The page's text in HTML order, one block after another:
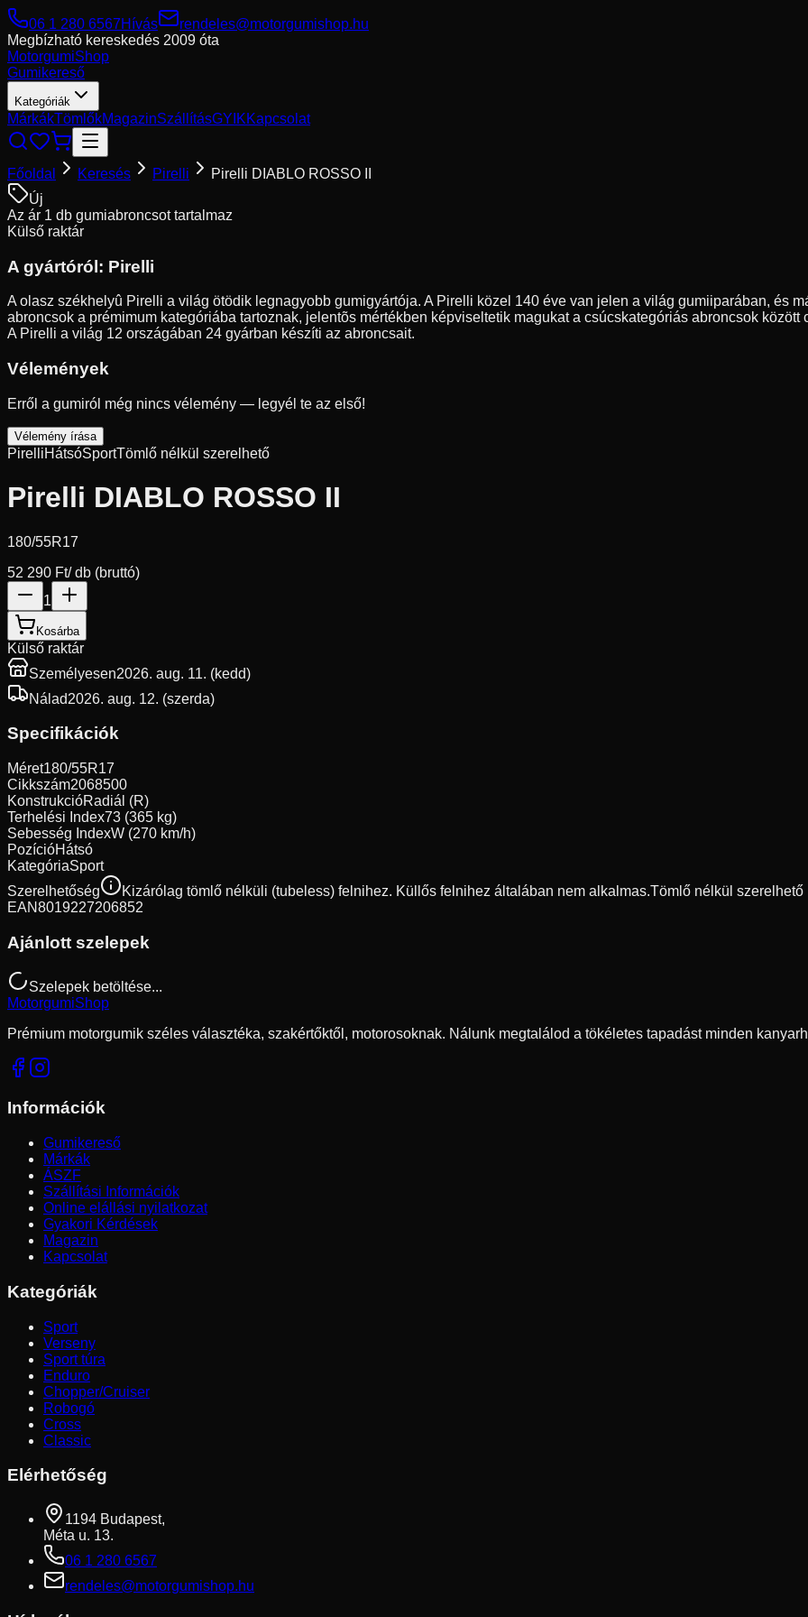
06 1 280 6567Hívás
rendeles@motorgumishop.hu
Megbízható kereskedés 2009 óta
MotorgumiShop
Gumikereső
Kategóriák
MárkákTömlőkMagazinSzállításGYIKKapcsolat
Főoldal Keresés Pirelli
Pirelli DIABLO ROSSO II
Új
Az ár 1 db gumiabroncsot tartalmaz
Külső raktár
A gyártóról: Pirelli
A olasz székhelyû Pirelli a világ ötödik legnagyobb gumigyártója. A Pirelli közel 140 éve van jelen a világ gumiiparában, és
abroncsok a prémimum kategóriába tartoznak, jelentõs mértékben képviseltetik magukat a csúcskategóriás abroncsok között
A Pirelli a világ 12 országában 24 gyárban készíti az abroncsait.
Vélemények
Erről a gumiról még nincs vélemény — legyél te az első!
Vélemény írása
PirelliHátsóSportTömlő nélkül szerelhető
Pirelli DIABLO ROSSO II
180/55R17
52 290 Ft/ db (bruttó)
1
Kosárba
Külső raktár
Személyesen2026. aug. 11. (kedd)
Nálad2026. aug. 12. (szerda)
Specifikációk
Méret180/55R17
Cikkszám2068500
KonstrukcióRadiál (R)
Terhelési Index73 (365 kg)
Sebesség IndexW (270 km/h)
PozícióHátsó
KategóriaSport
Szerelhetőség
Kizárólag tömlő nélküli (tubeless) felnihez. Küllős felnihez általában nem alkalmas.Tömlő nélkül szerelhető
EAN8019227206852
Ajánlott szelepek
Szelepek betöltése...
MotorgumiShop
Prémium motorgumik széles választéka, szakértőktől, motorosoknak. Nálunk megtalálod a tökéletes tapadást minden
Információk
Gumikereső
Márkák
ÁSZF
Szállítási Információk
Online elállási nyilatkozat
Gyakori Kérdések
Magazin
Kapcsolat
Kategóriák
Sport
Verseny
Sport túra
Enduro
Chopper/Cruiser
Robogó
Cross
Classic
Elérhetőség
1194 Budapest,
Méta u. 13.
06 1 280 6567
rendeles@motorgumishop.hu